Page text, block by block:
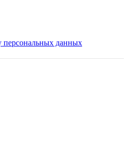
персональных данных